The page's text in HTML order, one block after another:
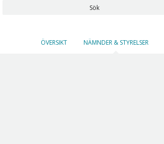
Sök
ÖVERSIKT NÄMNDER & STYRELSER